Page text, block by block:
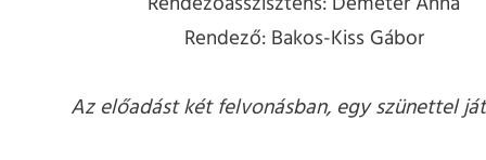
Rendező: Bakos-Kiss Gábor
Az előadást két felvonásban, egy szünettel